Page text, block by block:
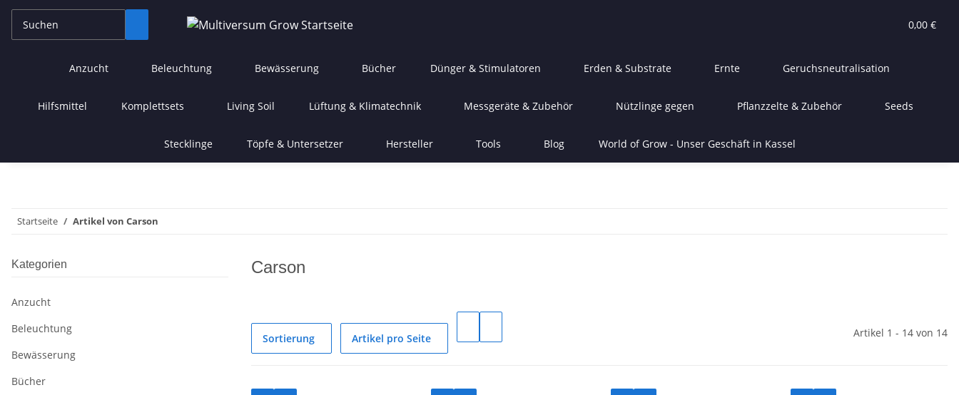
0,00 €
Anzucht Beleuchtung Bewässerung Bücher Dünger & Stimulatoren Erden & Substrate Ernte Geruchsneutralisation
Hilfsmittel Komplettsets Living Soil Lüftung & Klimatechnik Messgeräte & Zubehör Nützlinge gegen Pflanzzelte & Zubehör Seeds
Stecklinge Töpfe & Untersetzer Hersteller Tools Blog World of Grow - Unser Geschäft in Kassel
Startseite Artikel von Carson
Carson
Sortierung Artikel pro Seite Artikel 1 - 14 von 14
Kategorien
Anzucht
Beleuchtung
Bewässerung
Bücher